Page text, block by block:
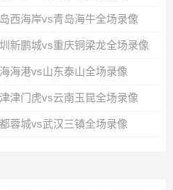
西海岸vs青岛海牛全场录像
新鹏城vs重庆铜梁龙全场录像
海港vs山东泰山全场录像
津门虎vs云南玉昆全场录像
蓉城vs武汉三镇全场录像